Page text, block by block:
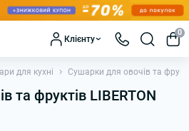
Клієнту
0
для кухні Сушарки для овочів та
та фруктів LIBERTON